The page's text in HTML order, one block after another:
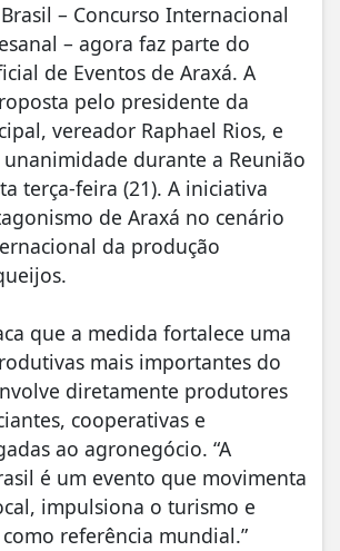
– Concurso Internacional
– agora faz parte do
de Eventos de Araxá. A
pelo presidente da
vereador Raphael Rios, e
durante a Reunião
terça-feira (21). A iniciativa
de Araxá no cenário
da produção
que a medida fortalece uma
mais importantes do
diretamente produtores
cooperativas e
ao agronegócio. “A
é um evento que movimenta
impulsiona o turismo e
referência mundial.”